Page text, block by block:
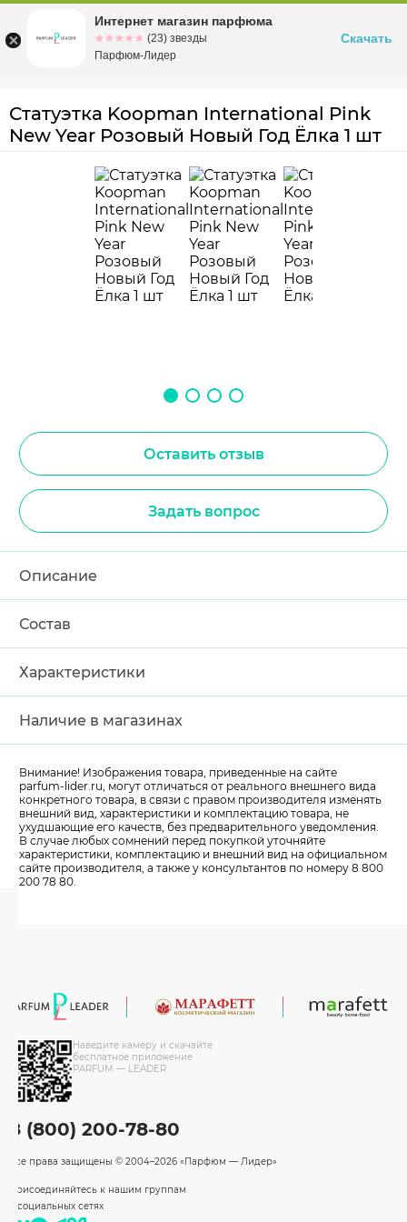
Омскул. Заозерная, 11, к. 1
Статуэтка Koopman International Pink
New Year Розовый Новый Год Ёлка 1 шт
Оставить отзыв
Задать вопрос
Описание
Состав
Характеристики
Наличие в магазинах
Внимание! Изображения товара, приведенные на сайте
parfum-lider.ru, могут отличаться от реального внешнего вида
конкретного товара, в связи с правом производителя изменять
внешний вид, характеристики и комплектацию товара, не
ухудшающие его качеств, без предварительного уведомления.
В случае любых сомнений перед покупкой уточняйте
характеристики, комплектацию и внешний вид на официальном
сайте производителя, а также у консультантов по номеру 8 800
200 78 80.
Наведите камеру и скачайте
бесплатное приложение
PARFUM — LEADER
8 (800) 200-78-80
Все права защищены © 2004–2026 «Парфюм — Лидер»
Присоединяйтесь к нашим группам
в социальных сетях
Интернет магазин парфюма
☆☆☆☆☆
★★★★★ (23) звезды
Парфюм-Лидер
Скачать